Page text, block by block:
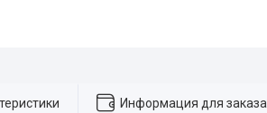
Информация для заказа